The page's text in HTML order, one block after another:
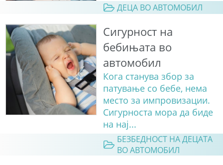
ДЕЦА ВО АВТОМОБИЛ
Сигурност на
бебињата во
автомобил
Кога станува збор за
патување со бебе, нема
место за импровизации.
Сигурноста мора да биде
на нај...
БЕЗБЕДНОСТ НА ДЕЦАТА
ВО АВТОМОБИЛ